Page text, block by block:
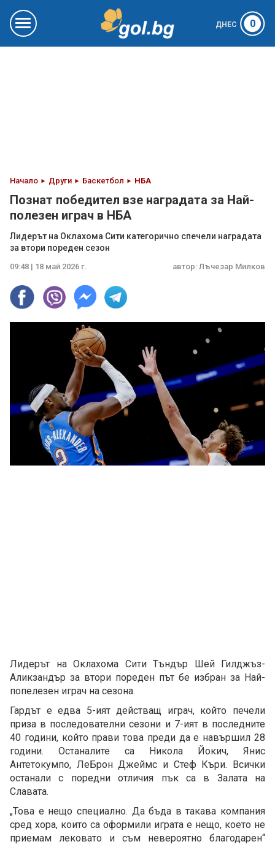
ДНЕС 0
Начало Други Баскетбол НБА
Познат победител взе наградата за Най-
полезен играч в НБА
Лидерът на Оклахома Сити категорично спечели наградата
за втори пореден сезон
09:48 | 18 май 2026 г. автор: Лъчезар Милков
Лидерът на Оклахома Сити Тъндър Шей Гилджъз-
Аликзандър за втори пореден път бе избран за Най-
попелезен играч на сезона.
Гардът е едва 5-ият действащ играч, който печели
приза в последователни сезони и 7-ият в последните
40 години, който прави това преди да е навършил 28
години. Останалите са Никола Йокич, Янис
Антетокумпо, ЛеБрон Джеймс и Стеф Къри. Всички
останали с поредни отличия пък са в Залата на
Славата.
„Това е нещо специално. Да бъда в такава компания
сред хора, които са оформили играта е нещо, което не
приемам лековато и съм невероятно благодарен“